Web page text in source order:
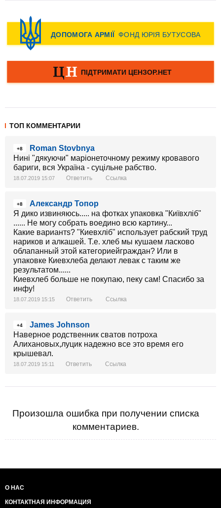
ТОП КОММЕНТАРИИ
+8
Roman Stovbnya
Нині "дякуючи" маріонеточному режиму кровавого
бариги, вся Україна - суцільне рабство.
18.07.2019 15:07 Ответить Ссылка
+8
Александр Топор
Я дико извиняюсь..... на фотках упаковка "Київхліб"
...... Не могу собрать воедино всю картину...
Какие вариантs? "Киевхліб" использует рабский труд
нариков и алкашей. Т.е. хлеб мы кушаем ласково
облапанный этой категориейграждан? Или в
упаковке Киевхлеба делают левак с таким же
результатом......
Киевхлеб больше не покупаю, пеку сам! Спасибо за
инфу!
18.07.2019 15:15 Ответить Ссылка
+4
James Johnson
Наверное родственник сватов потроха
Алихановых,луцик надежно все это время его
крышевал.
18.07.2019 15:11 Ответить Ссылка
Произошла ошибка при получении списка
комментариев.
О НАС
КОНТАКТНАЯ ИНФОРМАЦИЯ